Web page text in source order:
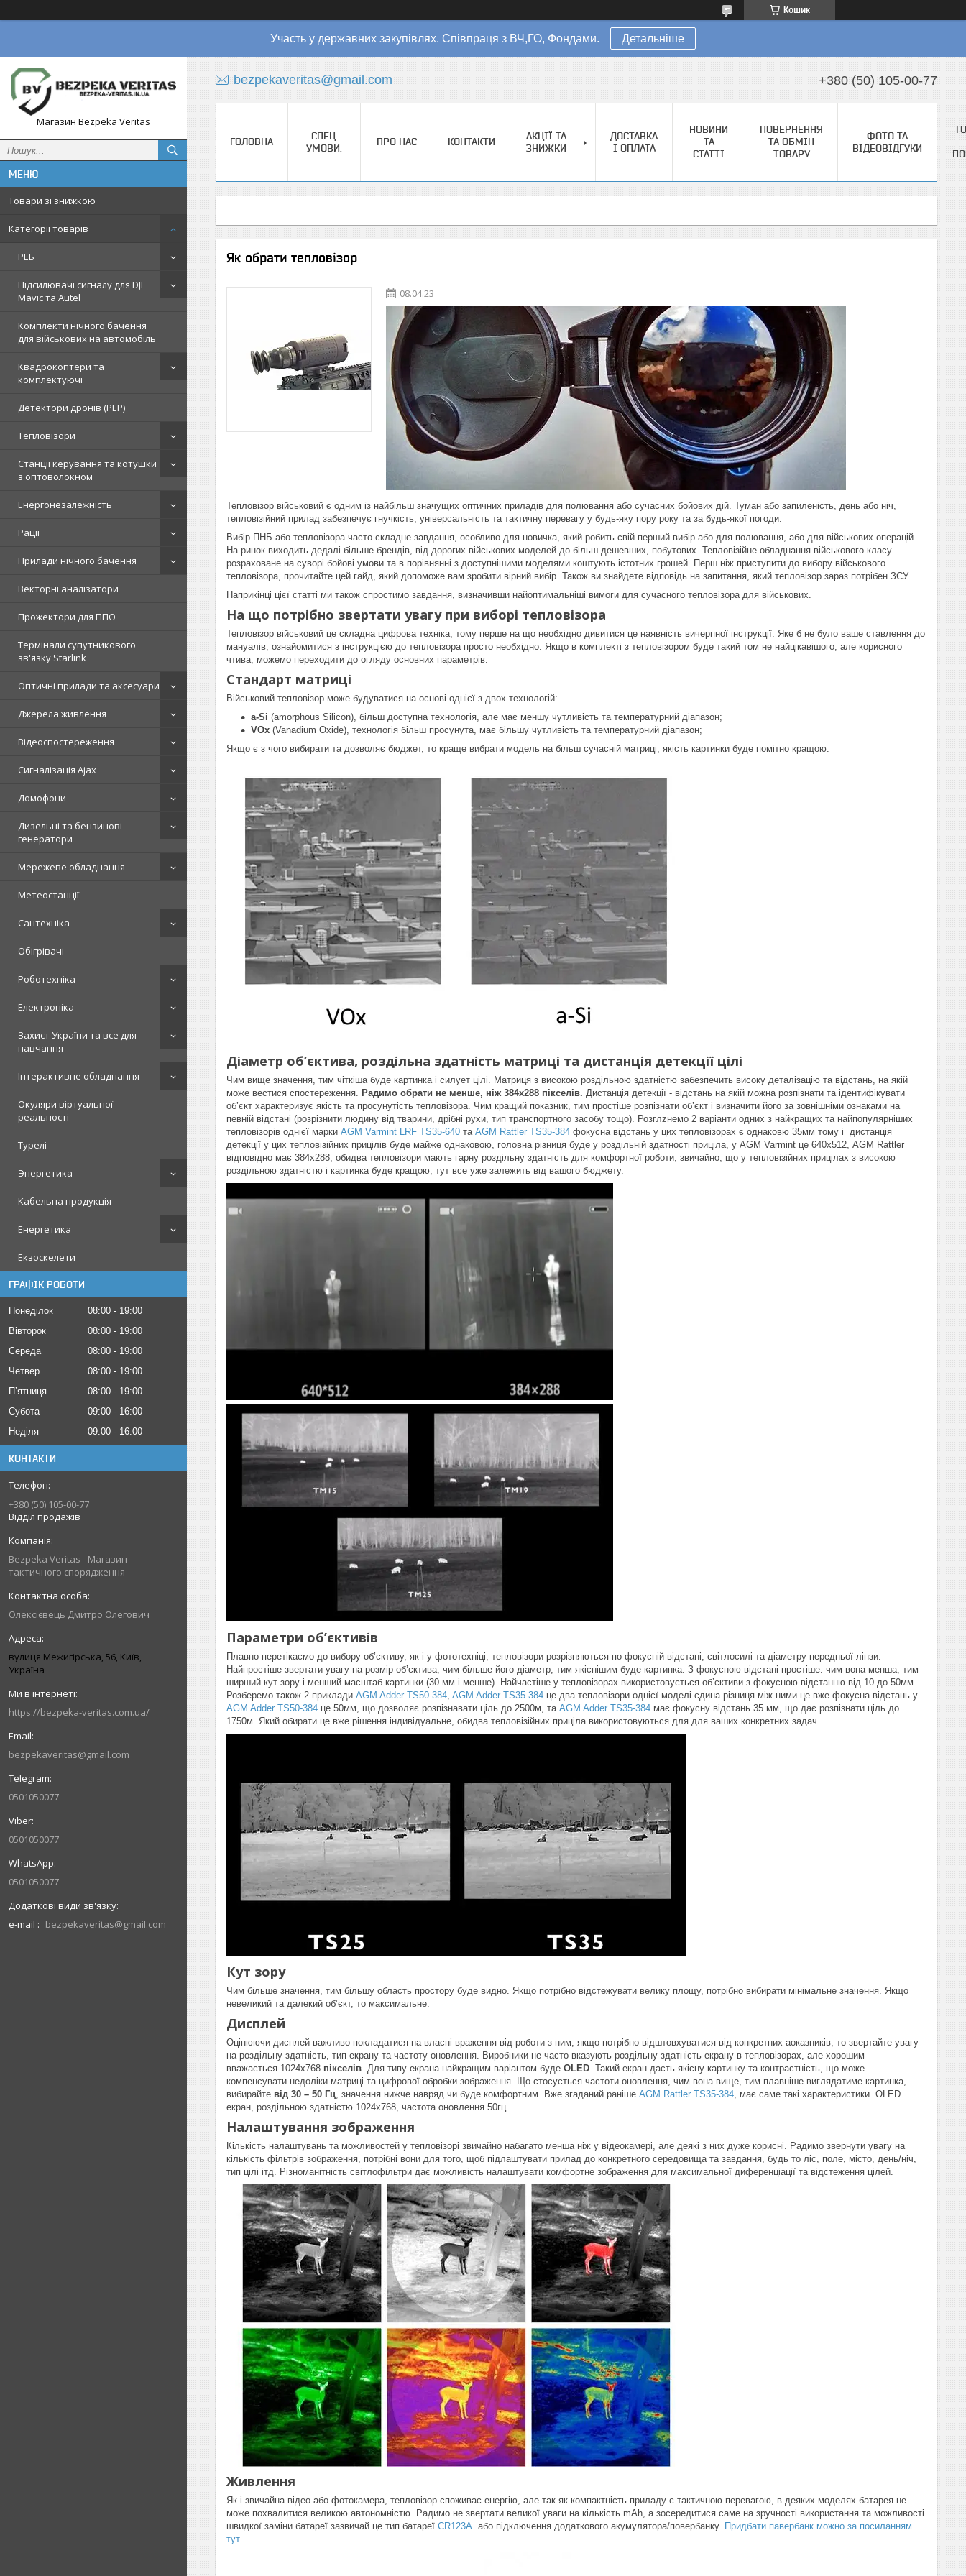
Кошик
Участь у державних закупівлях. Співпраця з ВЧ,ГО, Фондами. Детальніше
Магазин Bezpeka Veritas
Товари зі знижкою
Категорії товарів
РЕБ
Підсилювачі сигналу для DJI
Mavic та Autel
Комплекти нічного бачення
для військових на автомобіль
Квадрокоптери та
комплектуючі
Детектори дронів (РЕР)
Тепловізори
Станції керування та котушки
з оптоволокном
Енергонезалежність
Рації
Прилади нічного бачення
Векторні аналізатори
Прожектори для ППО
Термінали супутникового
зв'язку Starlink
Оптичні прилади та аксесуари
Джерела живлення
Відеоспостереження
Сигналізація Ajax
Домофони
Дизельні та бензинові
генератори
Мережеве обладнання
Метеостанції
Сантехніка
Обігрівачі
Роботехніка
Електроніка
Захист України та все для
навчання
Інтерактивне обладнання
Окуляри віртуальної
реальності
Турелі
Энергетика
Кабельна продукція
Енергетика
Екзоскелети
ГРАФІК РОБОТИ
Понеділок 08:00
19:00
Вівторок
08:00
19:00
Середа
08:00
19:00
Четвер
08:00
19:00
Пʼятниця
08:00
19:00
Субота
09:00
16:00
Неділя
09:00 16:00
КОНТАКТИ
+380 (50) 105-00-77
Відділ продажів
Bezpeka Veritas - Магазин
тактичного спорядження
Олексієвець Дмитро Олегович
вулиця Межигірська, 56, Київ,
Україна
https://bezpeka-veritas.com.ua/
bezpekaveritas@gmail.com
0501050077
0501050077
0501050077
e-mail bezpekaveritas@gmail.com
bezpekaveritas@gmail.com +380 (50) 105-00-77
ГОЛОВНА
СПЕЦ.
УМОВИ.
ПРО НАС КОНТАКТИ
АКЦІЇ ТА
ЗНИЖКИ
ДОСТАВКА
І ОПЛАТА
НОВИНИ
ТА
СТАТТІ
ПОВЕРНЕННЯ
ТА ОБМІН
ТОВАРУ
ФОТО ТА
ВІДЕОВІДГУКИ
Як обрати тепловізор
08.04.23
Тепловізор військовий є одним із найбільш значущих оптичних приладів для полювання або сучасних бойових дій. Туман або запиленість, день або ніч,
тепловізійний прилад забезпечує гнучкість, універсальність та тактичну перевагу у будь-яку пору року та за будь-якої погоди.
Вибір ПНБ або тепловізора часто складне завдання, особливо для новичка, який робить свій перший вибір або для полювання, або для військових операцій.
На ринок виходить дедалі більше брендів, від дорогих військових моделей до більш дешевших, побутових. Тепловізійне обладнання військового класу
розраховане на суворі бойові умови та в порівнянні з доступнішими моделями коштують істотних грошей. Перш ніж приступити до вибору військового
тепловізора, прочитайте цей гайд, який допоможе вам зробити вірний вибір. Також ви знайдете відповідь на запитання, який тепловізор зараз потрібен ЗСУ.
Наприкінці цієї статті ми також спростимо завдання, визначивши найоптимальніші вимоги для сучасного тепловізора для військових.
На що потрібно звертати увагу при виборі тепловізора
Тепловізор військовий це складна цифрова техніка, тому перше на що необхідно дивитися це наявність вичерпної інструкції. Яке б не було ваше ставлення до
мануалів, ознайомитися з інструкцією до тепловізора просто необхідно. Якщо в комплекті з тепловізором буде такий том не найцікавішого, але корисного
чтива, можемо переходити до огляду основних параметрів.
Стандарт матриці
Військовий тепловізор може будуватися на основі однієї з двох технологій:
a-Si (amorphous Silicon), більш доступна технологія, але має меншу чутливість та температурний діапазон;
VOx (Vanadium Oxide), технологія більш просунута, має більшу чутливість та температурний діапазон;
Якщо є з чого вибирати та дозволяє бюджет, то краще вибрати модель на більш сучасній матриці, якість картинки буде помітно кращою.
Діаметр об’єктива, роздільна здатність матриці та дистанція детекції цілі
Чим вище значення, тим чіткіша буде картинка і силует цілі. Матриця з високою роздільною здатністю забезпечить високу деталізацію та відстань, на якій
може вестися спостереження. Радимо обрати не менше, ніж 384х288 пікселів. Дистанція детекції - відстань на якій можна розпізнати та ідентифікувати
об’єкт характеризує якість та просунутість тепловізора. Чим кращий показник, тим простіше розпізнати об’єкт і визначити його за зовнішніми ознаками на
певній відстані (розрізнити людину від тварини, дрібні рухи, тип транспортного засобу тощо). Розглzнемо 2 варіанти одних з найкращих та найпопулярніших
тепловізорів однієї марки AGM Varmint LRF TS35-640 та AGM Rattler TS35-384 фокусна відстань у цих тепловізорах є однаковю 35мм тому і дистанція
детекції у цих тепловізійних прицілів буде майже однаковою, головна різниця буде у роздільній здатності приціла, у AGM Varmint це 640х512, AGM Rattler
відповідно має 384х288, обидва тепловізори мають гарну роздільну здатність для комфортної роботи, звичайно, що у тепловізійних прицілах з високою
роздільною здатністю і картинка буде кращою, тут все уже залежить від вашого бюджету.
Параметри об’єктивів
Плавно перетікаємо до вибору об’єктиву, як і у фототехніці, тепловізори розрізняються по фокусній відстані, світлосилі та діаметру передньої лінзи.
Найпростіше звертати увагу на розмір об’єктива, чим більше його діаметр, тим якіснішим буде картинка. З фокусною відстані простіше: чим вона менша, тим
ширший кут зору і менший масштаб картинки (30 мм і менше). Найчастіше у тепловізорах використовується об’єктиви з фокусною відстанню від 10 до 50мм.
Розберемо також 2 приклади AGM Adder TS50-384, AGM Adder TS35-384 це два тепловізори однієї моделі єдина різниця між ними це вже фокусна відстань у
AGM Adder TS50-384 це 50мм, що дозволяє розпізнавати ціль до 2500м, та AGM Adder TS35-384 має фокусну відстань 35 мм, що дає розпізнати ціль до
1750м. Який обирати це вже рішення індивідуальне, обидва тепловізійних приціла використовуються для для ваших конкретних задач.
Кут зору
Чим більше значення, тим більшу область простору буде видно. Якщо потрібно відстежувати велику площу, потрібно вибирати мінімальне значення. Якщо
невеликий та далекий об’єкт, то максимальне.
Дисплей
Оцінюючи дисплей важливо покладатися на власні враження від роботи з ним, якщо потрібно відштовхуватися від конкретних аоказників, то звертайте увагу
на роздільну здатність, тип екрану та частоту оновлення. Виробники не часто вказують роздільну здатність екрану в тепловізорах, але хорошим
вважається 1024х768 пікселів . Для типу екрана найкращим варіантом буде OLED . Такий екран дасть якісну картинку та контрастність, що може
компенсувати недоліки матриці та цифрової обробки зображення. Що стосується частоти оновлення, чим вона вище, тим плавніше виглядатиме картинка,
вибирайте від 30 – 50 Гц , значення нижче навряд чи буде комфортним. Вже згаданий раніше AGM Rattler TS35-384 , має саме такі характеристики OLED
екран, роздільною здатністю 1024x768, частота оновлення 50гц.
Налаштування зображення
Кількість налаштувань та можливостей у тепловізорі звичайно набагато менша ніж у відеокамері, але деякі з них дуже корисні. Радимо звернути увагу на
кількість фільтрів зображення, потрібні вони для того, щоб підлаштувати прилад до конкретного середовища та завдання, будь то ліс, поле, місто, день/ніч,
тип цілі ітд. Різноманітність світлофільтри дає можливість налаштувати комфортне зображення для максимальної диференціації та відстеження цілей.
Живлення
Як і звичайна відео або фотокамера, тепловізор споживає енергію, але так як компактність приладу є тактичною перевагою, в деяких моделях батарея не
може похвалитися великою автономністю. Радимо не звертати великої уваги на кількість mAh, а зосередитися саме на зручності використання та можливості
швидкої заміни батареї зазвичай це тип батареї CR123A або підключення додаткового акумулятора/повербанку. Придбати павербанк можно за посиланням
тут.